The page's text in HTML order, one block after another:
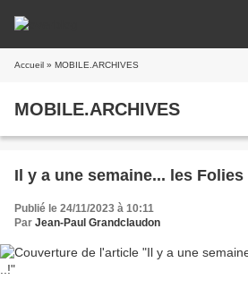
Accueil » MOBILE.ARCHIVES
MOBILE.ARCHIVES
Il y a une semaine... les
Publié le 24/11/2023 à 10:11
Par Jean-Paul Grandclaudon